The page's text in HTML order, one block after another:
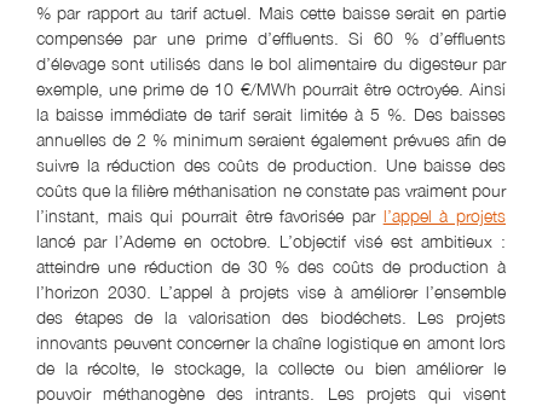
% par rapport au tarif actuel. Mais cette baisse serait en partie
compensée par une prime d’effluents. Si 60 % d’effluents
d’élevage sont utilisés dans le bol alimentaire du digesteur par
exemple, une prime de 10 €/MWh pourrait être octroyée. Ainsi
la baisse immédiate de tarif serait limitée à 5 %. Des baisses
annuelles de 2 % minimum seraient également prévues afin de
suivre la réduction des coûts de production. Une baisse des
coûts que la filière méthanisation ne constate pas vraiment pour
l’instant, mais qui pourrait être favorisée par l’appel à projets
lancé par l’Ademe en octobre. L’objectif visé est ambitieux :
atteindre une réduction de 30 % des coûts de production à
l’horizon 2030. L’appel à projets vise à améliorer l’ensemble
des étapes de la valorisation des biodéchets. Les projets
innovants peuvent concerner la chaîne logistique en amont lors
de la récolte, le stockage, la collecte ou bien améliorer le
pouvoir méthanogène des intrants. Les projets qui visent